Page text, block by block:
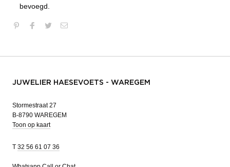
bevoegd.
JUWELIER HAESEVOETS - WAREGEM
Stormestraat 27
B-8790 WAREGEM
Toon op kaart
T 32 56 61 07 36